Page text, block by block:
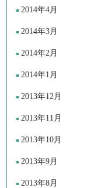
2014年4月
2014年3月
2014年2月
2014年1月
2013年12月
2013年11月
2013年10月
2013年9月
2013年8月